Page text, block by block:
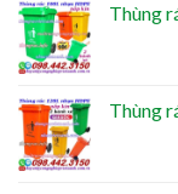
Thùng
Thùng